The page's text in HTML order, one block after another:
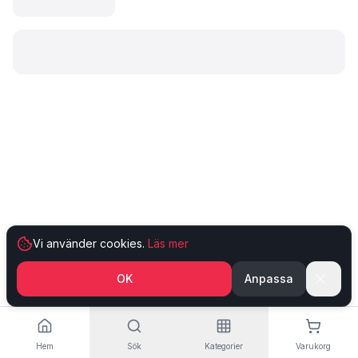
Hem Sök Kategorier Varukorg
Vi använder cookies. Läs mer
OK Anpassa